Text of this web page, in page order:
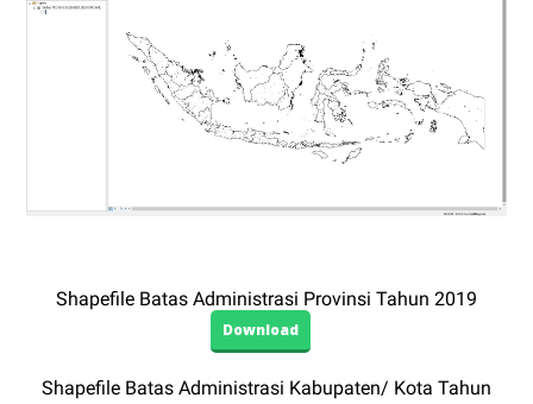
Shapefile Batas Administrasi Provinsi Tahun 2019
Download
Shapefile Batas Administrasi Kabupaten/ Kota Tahun